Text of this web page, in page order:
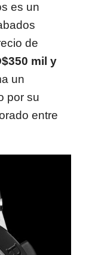
es un
de
mil y
un
por su
entre